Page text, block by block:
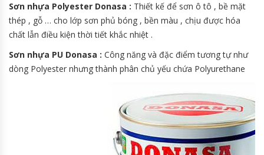
Sơn nhựa Polyester Donasa : Thiết kế để sơn ô tô , bề mặt
thép , gỗ … cho lớp sơn phủ bóng , bền màu , chịu được hóa
chất lẫn điều kiện thời tiết khắc nhiệt .
Sơn nhựa PU Donasa : Công năng và đặc điểm tương tự như
dòng Polyester nhưng thành phân chủ yếu chứa Polyurethane